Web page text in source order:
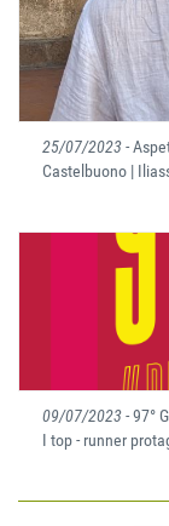
25/07/2023-
Castelbuono |
09/07/2023- 97°
I top - runner